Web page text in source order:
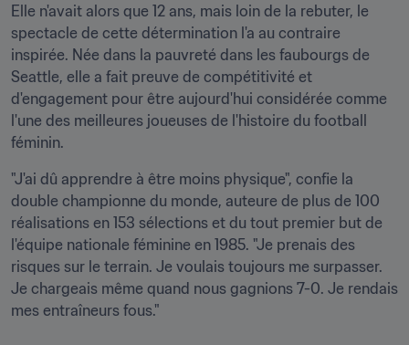
Elle n'avait alors que 12 ans, mais loin de la rebuter, le
spectacle de cette détermination l'a au contraire
inspirée. Née dans la pauvreté dans les faubourgs de
Seattle, elle a fait preuve de compétitivité et
d'engagement pour être aujourd'hui considérée comme
l'une des meilleures joueuses de l'histoire du football
féminin.
"J'ai dû apprendre à être moins physique", confie la
double championne du monde, auteure de plus de 100
réalisations en 153 sélections et du tout premier but de
l'équipe nationale féminine en 1985. "Je prenais des
risques sur le terrain. Je voulais toujours me surpasser.
Je chargeais même quand nous gagnions 7-0. Je rendais
mes entraîneurs fous."